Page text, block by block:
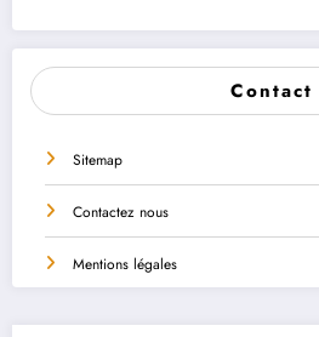
Contact
Sitemap
Contactez nous
Mentions légales